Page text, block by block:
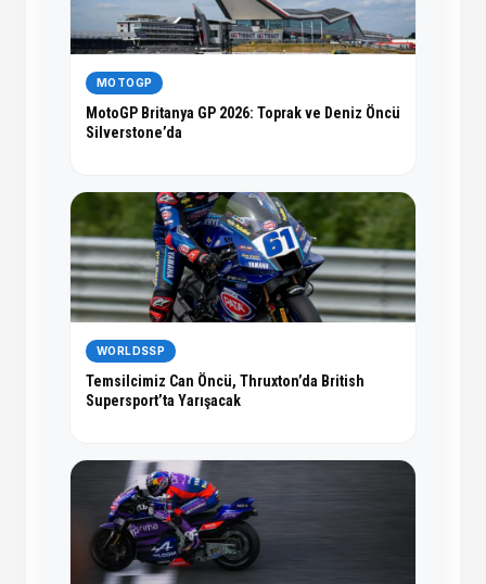
MOTOGP
MotoGP Britanya GP 2026: Toprak ve Deniz Öncü
Silverstone’da
WORLDSSP
Temsilcimiz Can Öncü, Thruxton’da British
Supersport’ta Yarışacak